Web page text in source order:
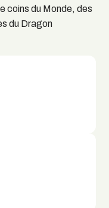
coins du Monde, des
du Dragon